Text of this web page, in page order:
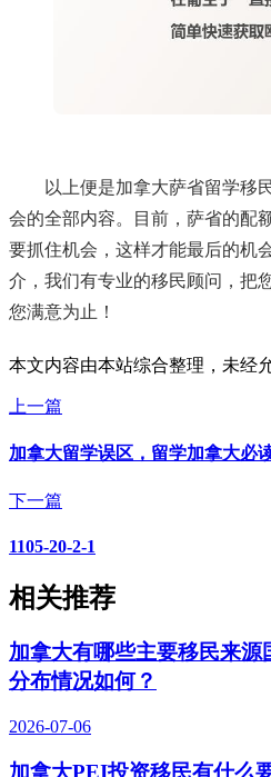
以上便是加拿大萨省留学移
会的全部内容。目前，萨省的配
要抓住机会，这样才能最后的机
介，我们有专业的移民顾问，把
您满意为止！
本文内容由本站综合整理，未经
上一篇
加拿大留学误区，留学加拿大必
下一篇
1105-20-2-1
相关推荐
加拿大有哪些主要移民来源
分布情况如何？
2026-07-06
加拿大PEI投资移民有什么